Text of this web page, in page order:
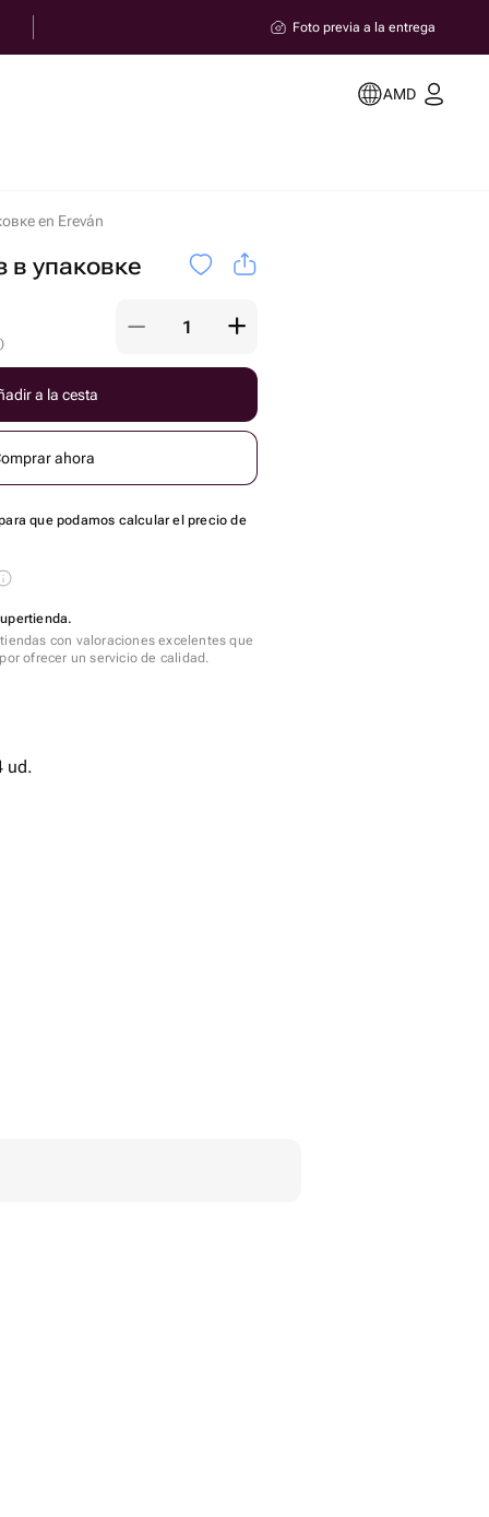
Foto previa a la entrega
AMD
en Ereván
в упаковке
)
a la cesta
ahora
que podamos calcular el precio de
con valoraciones excelentes que
ofrecer un servicio de calidad.
diseño - 4 ud.